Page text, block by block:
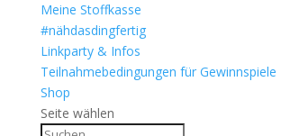
Meine Stoffkasse
#nähdasdingfertig
Linkparty & Infos
Teilnahmebedingungen für Gewinnspiele
Shop
Seite wählen